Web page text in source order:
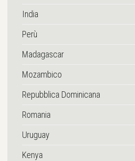
India
Perù
Madagascar
Mozambico
Repubblica Dominicana
Romania
Uruguay
Kenya